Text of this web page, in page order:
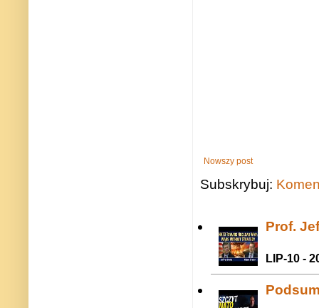
Nowszy post
Subskrybuj:
Prof.
LIP-10 -